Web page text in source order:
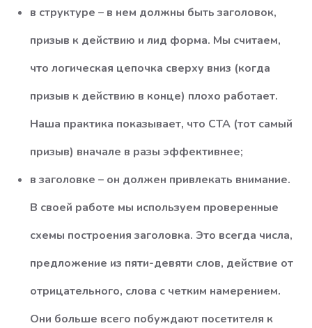
в структуре – в нем должны быть заголовок,
призыв к действию и лид форма. Мы считаем,
что логическая цепочка сверху вниз (когда
призыв к действию в конце) плохо работает.
Наша практика показывает, что СТА (тот самый
призыв) вначале в разы эффективнее;
в заголовке – он должен привлекать внимание.
В своей работе мы используем проверенные
схемы построения заголовка. Это всегда числа,
предложение из пяти-девяти слов, действие от
отрицательного, слова с четким намерением.
Они больше всего побуждают посетителя к